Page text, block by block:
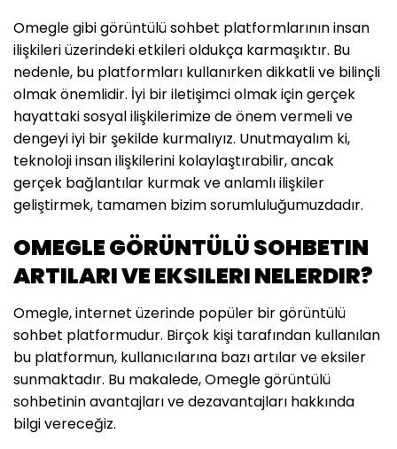
Omegle gibi görüntülü sohbet platformlarının insan
ilişkileri üzerindeki etkileri oldukça karmaşıktır. Bu
nedenle, bu platformları kullanırken dikkatli ve bilinçli
olmak önemlidir. İyi bir iletişimci olmak için gerçek
hayattaki sosyal ilişkilerimize de önem vermeli ve
dengeyi iyi bir şekilde kurmalıyız. Unutmayalım ki,
teknoloji insan ilişkilerini kolaylaştırabilir, ancak
gerçek bağlantılar kurmak ve anlamlı ilişkiler
geliştirmek, tamamen bizim sorumluluğumuzdadır.
OMEGLE GÖRÜNTÜLÜ SOHBETIN
ARTILARI VE EKSILERI NELERDIR?
Omegle, internet üzerinde popüler bir görüntülü
sohbet platformudur. Birçok kişi tarafından kullanılan
bu platformun, kullanıcılarına bazı artılar ve eksiler
sunmaktadır. Bu makalede, Omegle görüntülü
sohbetinin avantajları ve dezavantajları hakkında
bilgi vereceğiz.